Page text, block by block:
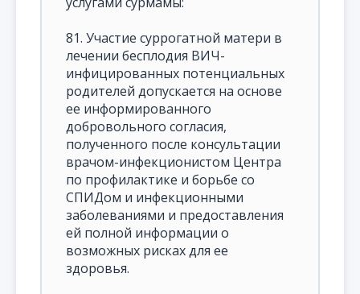
81. Участие суррогатной матери в
лечении бесплодия ВИЧ-
инфицированных потенциальных
родителей допускается на основе
ее информированного
добровольного согласия,
полученного после консультации
врачом-инфекционистом Центра
по профилактике и борьбе со
СПИДом и инфекционными
заболеваниями и предоставления
ей полной информации о
возможных рисках для ее
здоровья.